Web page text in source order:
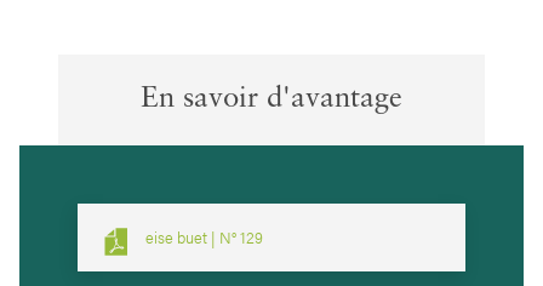
En savoir d'avantage
eise buet | N° 129